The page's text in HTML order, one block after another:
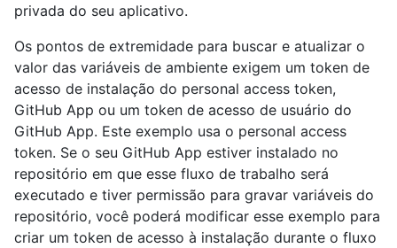
privada do seu aplicativo.
Os pontos de extremidade para buscar e atualizar o
valor das variáveis de ambiente exigem um token de
acesso de instalação do personal access token,
GitHub App ou um token de acesso de usuário do
GitHub App. Este exemplo usa o personal access
token. Se o seu GitHub App estiver instalado no
repositório em que esse fluxo de trabalho será
executado e tiver permissão para gravar variáveis do
repositório, você poderá modificar esse exemplo para
criar um token de acesso à instalação durante o fluxo